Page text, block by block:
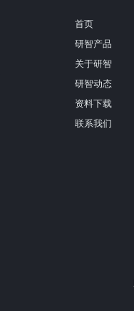
首页
研智产品
关于研智
研智动态
资料下载
联系我们